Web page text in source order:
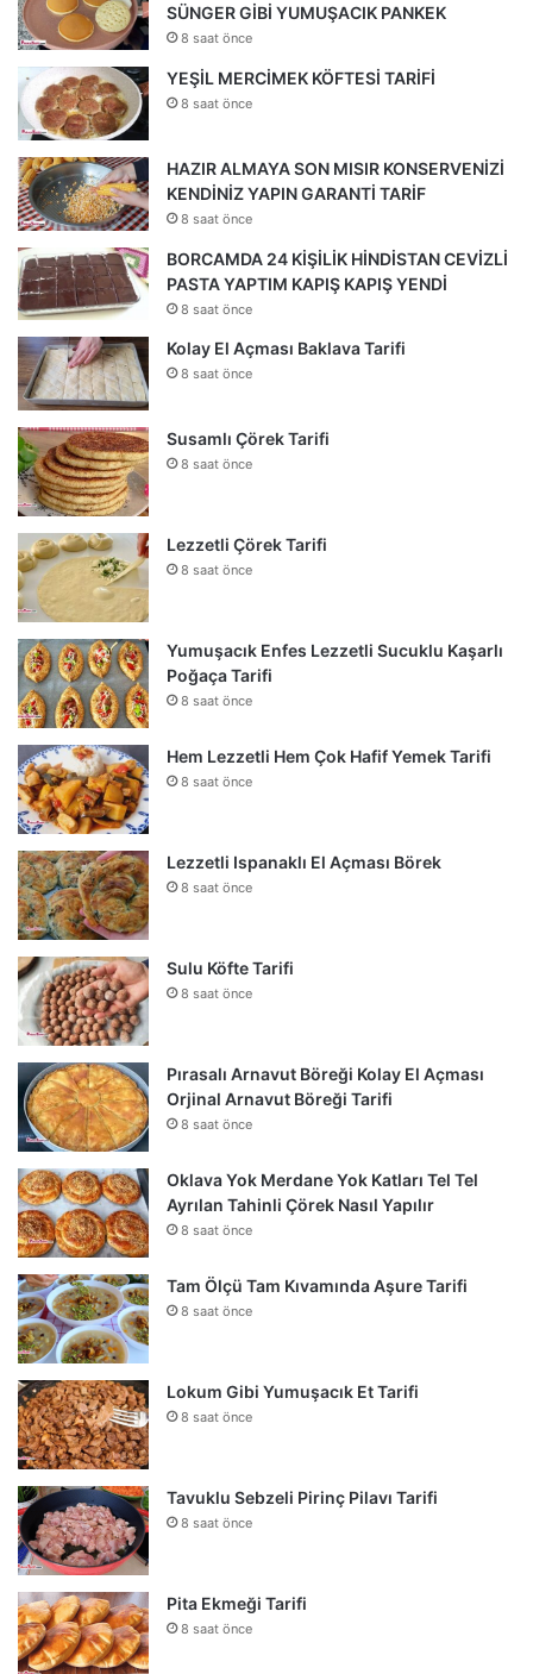
SÜNGER GİBİ YUMUŞACIK PANKEK
8 saat önce
YEŞİL MERCİMEK KÖFTESİ TARİFİ
8 saat önce
HAZIR ALMAYA SON MISIR KONSERVENİZİ
KENDİNİZ YAPIN GARANTİ TARİF
8 saat önce
BORCAMDA 24 KİŞİLİK HİNDİSTAN CEVİZLİ
PASTA YAPTIM KAPIŞ KAPIŞ YENDİ
8 saat önce
Kolay El Açması Baklava Tarifi
8 saat önce
Susamlı Çörek Tarifi
8 saat önce
Lezzetli Çörek Tarifi
8 saat önce
Yumuşacık Enfes Lezzetli Sucuklu Kaşarlı
Poğaça Tarifi
8 saat önce
Hem Lezzetli Hem Çok Hafif Yemek Tarifi
8 saat önce
Lezzetli Ispanaklı El Açması Börek
8 saat önce
Sulu Köfte Tarifi
8 saat önce
Pırasalı Arnavut Böreği Kolay El Açması
Orjinal Arnavut Böreği Tarifi
8 saat önce
Oklava Yok Merdane Yok Katları Tel Tel
Ayrılan Tahinli Çörek Nasıl Yapılır
8 saat önce
Tam Ölçü Tam Kıvamında Aşure Tarifi
8 saat önce
Lokum Gibi Yumuşacık Et Tarifi
8 saat önce
Tavuklu Sebzeli Pirinç Pilavı Tarifi
8 saat önce
Pita Ekmeği Tarifi
8 saat önce